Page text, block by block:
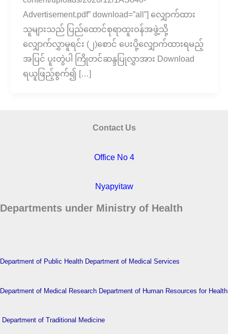
Advertisement.pdf” download=”all”] လျှောက်ထား
သူများသည် ပြည်ထောင်စုရာထူးဝန်အဖွဲ့သို့
လျှောက်လွှာမူရင်း (၂)စောင် ပေးပို့လျှောက်ထားရမည့်
အပြင် ပူးတွဲပါ ကြိုတင်ဆန္ဒပြုလွှာအား Download
ရယူဖြည့်စွက်၍ […]
Contact Us
Office No 4
Nyapyitaw
Departments under Ministry of Health
Department of Public Health Department of Medical Services
Department of Medical Research Department of Human Resources for Health
Department of Traditional Medicine